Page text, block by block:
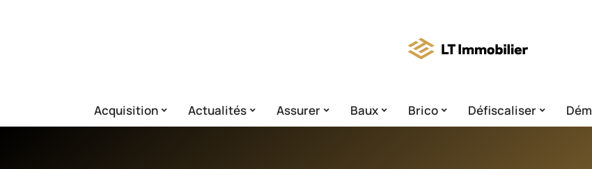
Acquisition Actualités Assurer Baux Brico Défiscaliser